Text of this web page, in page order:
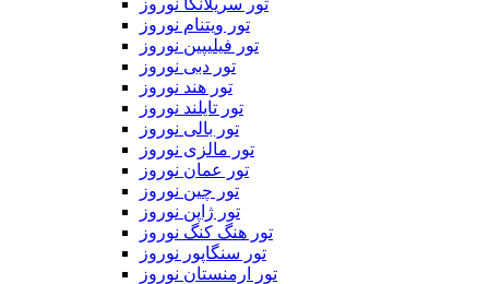
تور سریلانکا نوروز
تور ویتنام نوروز
تور فیلیپین نوروز
تور دبی نوروز
تور هند نوروز
تور تایلند نوروز
تور بالی نوروز
تور مالزی نوروز
تور عمان نوروز
تور چین نوروز
تور ژاپن نوروز
تور هنگ کنگ نوروز
تور سنگاپور نوروز
تور ارمنستان نوروز